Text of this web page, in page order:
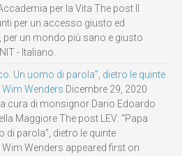
per la Vita The post Il
per un accesso giusto ed
per un mondo più sano e giusto
- Italiano.
Un uomo di parola”, dietro le quinte
Wenders Dicembre 29, 2020
cura di monsignor Dario Edoardo
Maggiore The post LEV: “Papa
di parola”, dietro le quinte
Wenders appeared first on